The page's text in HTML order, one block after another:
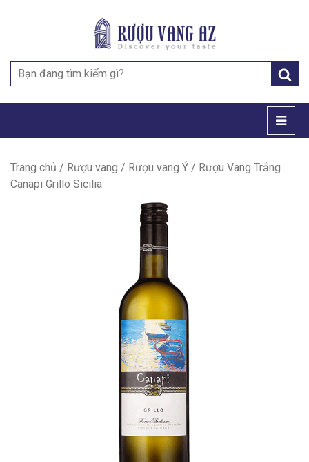
Search
for:
Trang chủ / Rượu vang / Rượu vang Ý / Rượu Vang Trắng
Canapi Grillo Sicilia